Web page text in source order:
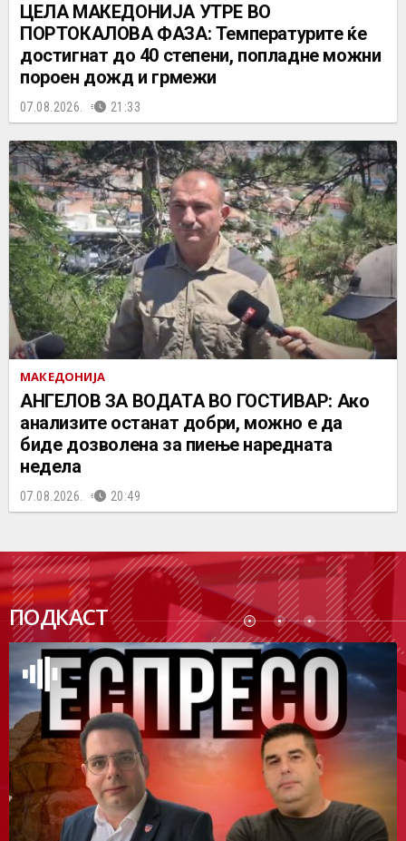
ЦЕЛА МАКЕДОНИЈА УТРЕ ВО
ПОРТОКАЛОВА ФАЗА: Температурите ќе
достигнат до 40 степени, попладне можни
пороен дожд и грмежи
07.08.2026. 21:33
МАКЕДОНИЈА
АНГЕЛОВ ЗА ВОДАТА ВО ГОСТИВАР: Ако
анализите останат добри, можно е да
биде дозволена за пиење наредната
недела
07.08.2026. 20:49
ПОДКАСТ
ПОДК
АСТ